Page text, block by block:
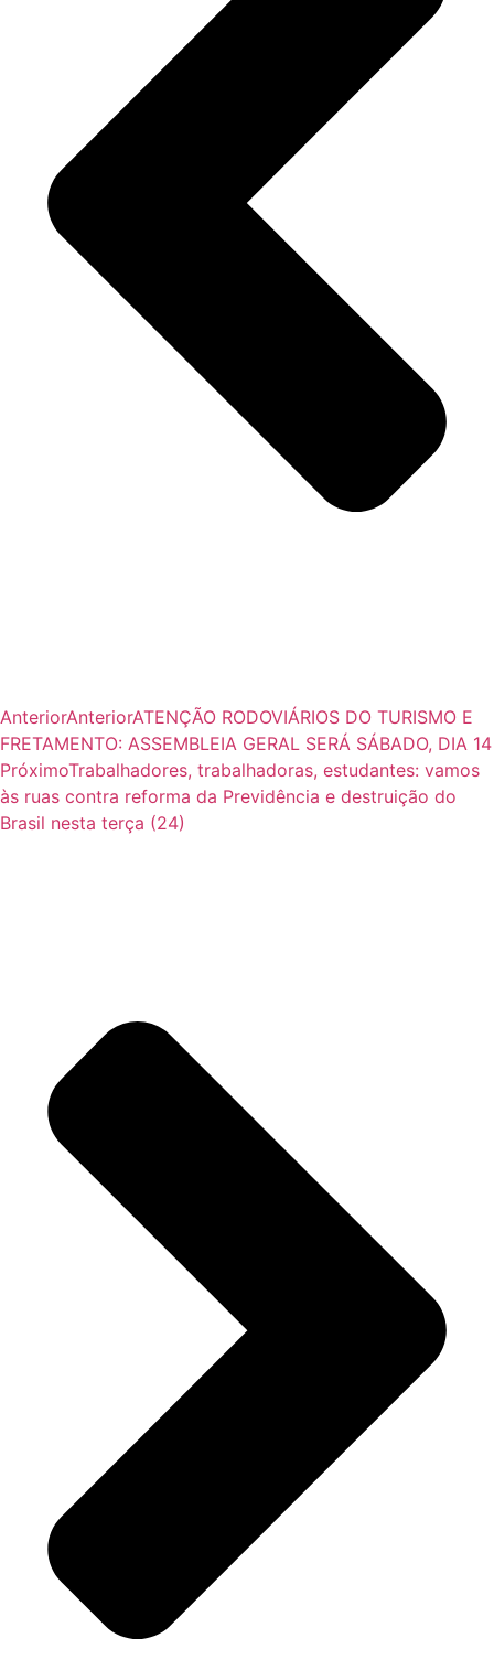
AnteriorAnteriorATENÇÃO RODOVIÁRIOS DO TURISMO E
FRETAMENTO: ASSEMBLEIA GERAL SERÁ SÁBADO, DIA 14
PróximoTrabalhadores, trabalhadoras, estudantes: vamos
às ruas contra reforma da Previdência e destruição do
Brasil nesta terça (24)